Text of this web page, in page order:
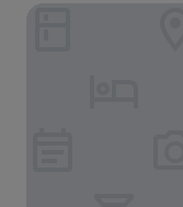
UNA Hotels Galles